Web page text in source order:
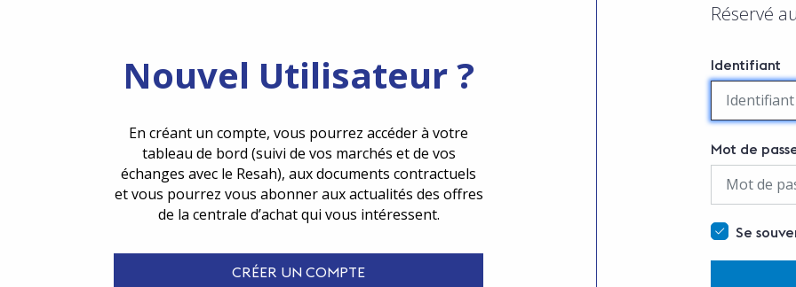
Nouvel Utilisateur ?
En créant un compte, vous pourrez accéder à votre
tableau de bord (suivi de vos marchés et de vos
échanges avec le Resah), aux documents contractuels
et vous pourrez vous abonner aux actualités des offres
de la centrale d’achat qui vous intéressent.
CRÉER UN COMPTE
Réservé
Identifiant
Mot de
Se